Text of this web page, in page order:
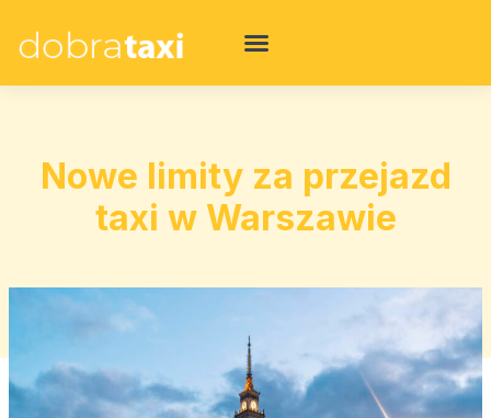
Nowe limity za przejazd
taxi w Warszawie